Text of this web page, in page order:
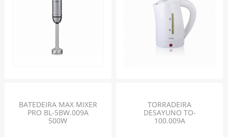
BATEDEIRA MAX MIXER
PRO BL-5BW.009A
500W
TORRADEIRA
DESAYUNO TO-
100.009A